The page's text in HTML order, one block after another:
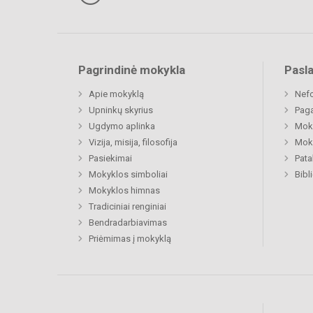
Pagrindinė mokykla
Apie mokyklą
Upninkų skyrius
Ugdymo aplinka
Vizija, misija, filosofija
Pasiekimai
Mokyklos simboliai
Mokyklos himnas
Tradiciniai renginiai
Bendradarbiavimas
Priėmimas į mokyklą